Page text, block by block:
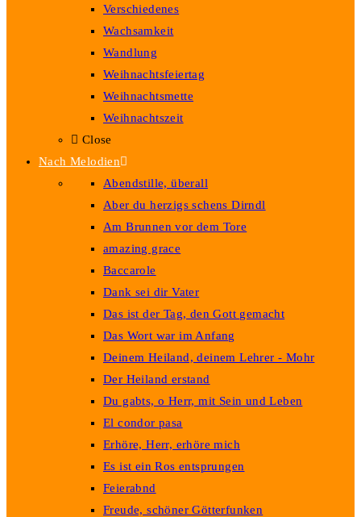
Verschiedenes
Wachsamkeit
Wandlung
Weihnachtsfeiertag
Weihnachtsmette
Weihnachtszeit
Close
Nach Melodien
Abendstille, überall
Aber du herzigs schens Dirndl
Am Brunnen vor dem Tore
amazing grace
Baccarole
Dank sei dir Vater
Das ist der Tag, den Gott gemacht
Das Wort war im Anfang
Deinem Heiland, deinem Lehrer - Mohr
Der Heiland erstand
Du gabts, o Herr, mit Sein und Leben
El condor pasa
Erhöre, Herr, erhöre mich
Es ist ein Ros entsprungen
Feierabnd
Freude, schöner Götterfunken